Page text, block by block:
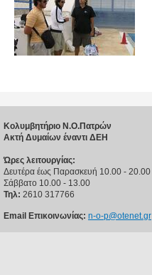
Κολυμβητήριο Ν.Ο.Πατρών
Ακτή Δυμαίων έναντι ΔΕΗ
Ώρες λειτουργίας:
Δευτέρα έως Παρασκευή 10.00 - 20.00
Σάββατο 10.00 - 13.00
Τηλ: 2610 317766
Email Επικοινωνίας: n-o-p@otenet.gr